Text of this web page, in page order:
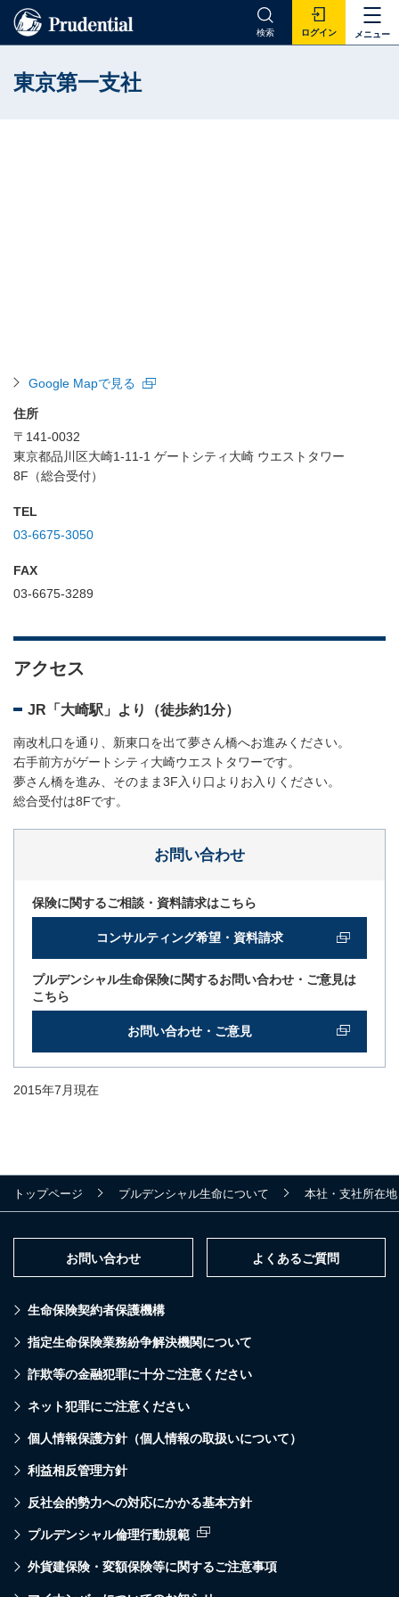
メニュー
検索 ログイン
東京第一支社
Google Mapで見る
住所
〒141-0032
東京都品川区大崎1-11-1 ゲートシティ大崎 ウエストタワー
8F（総合受付）
TEL
03-6675-3050
FAX
03-6675-3289
アクセス
JR「大崎駅」より（徒歩約1分）
南改札口を通り、新東口を出て夢さん橋へお進みください。
右手前方がゲートシティ大崎ウエストタワーです。
夢さん橋を進み、そのまま3F入り口よりお入りください。
総合受付は8Fです。
お問い合わせ
保険に関するご相談・資料請求はこちら
コンサルティング希望・資料請求
プルデンシャル生命保険に関するお問い合わせ・ご意見は
こちら
お問い合わせ・ご意見
2015年7月現在
トップページ プルデンシャル生命について 本社・支社所在地
生命保険契約者保護機構
指定生命保険業務紛争解決機関について
詐欺等の金融犯罪に十分ご注意ください
ネット犯罪にご注意ください
個人情報保護方針（個人情報の取扱いについて）
利益相反管理方針
反社会的勢力への対応にかかる基本方針
プルデンシャル倫理行動規範
外貨建保険・変額保険等に関するご注意事項
お問い合わせ よくあるご質問